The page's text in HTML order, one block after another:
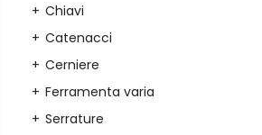
Chiavi
Catenacci
Cerniere
Ferramenta varia
Serrature